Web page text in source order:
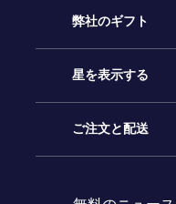
カスタマーサービ
お問い合わせ
ブログ
弊社のギフト
Online Starギフト
OSRギフトパック
星を表示する
星の登録
ご注文と配送